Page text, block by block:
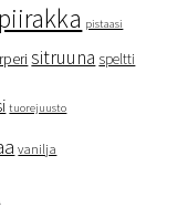
piirakka pistaasi
sitruuna speltti
tuorejuusto
vanilja